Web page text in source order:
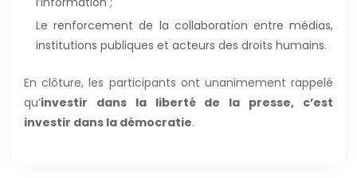
le renforcement de la collaboration entre médias,
institutions publiques et acteurs des droits humains.
En clôture, les participants ont unanimement rappelé
qu’investir dans la liberté de la presse, c’est
investir dans la démocratie.